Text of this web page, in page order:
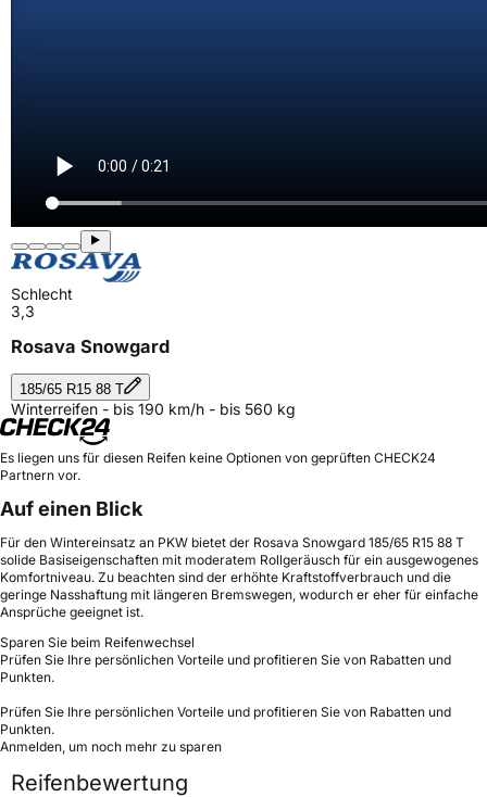
Schlecht
3,3
Rosava Snowgard
185/65 R15 88 T
Winterreifen - bis 190 km/h - bis 560 kg
Es liegen uns für diesen Reifen keine Optionen von geprüften CHECK24
Partnern vor.
Auf einen Blick
Für den Wintereinsatz an PKW bietet der Rosava Snowgard 185/65 R15 88 T
solide Basiseigenschaften mit moderatem Rollgeräusch für ein ausgewogenes
Komfortniveau. Zu beachten sind der erhöhte Kraftstoffverbrauch und die
geringe Nasshaftung mit längeren Bremswegen, wodurch er eher für einfache
Ansprüche geeignet ist.
Sparen Sie beim Reifenwechsel
Prüfen Sie Ihre persönlichen Vorteile und profitieren Sie von Rabatten und
Punkten.
Prüfen Sie Ihre persönlichen Vorteile und profitieren Sie von Rabatten und
Punkten.
Anmelden, um noch mehr zu sparen
Reifenbewertung